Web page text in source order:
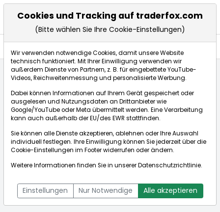
Börse:
US3719011096]
Aktienkurse
Bid:20,770€Ask:20,890€
Cookies und Tracking auf traderfox.com
(Bitte wählen Sie Ihre Cookie-Einstellungen)
Wir verwenden notwendige Cookies, damit unsere Website
technisch funktioniert. Mit Ihrer Einwilligung verwenden wir
außerdem Dienste von Partnern, z. B. für eingebettete YouTube-
Videos, Reichweitenmessung und personalisierte Werbung.
Dabei können Informationen auf Ihrem Gerät gespeichert oder
ausgelesen und Nutzungsdaten an Drittanbieter wie
Google/YouTube oder Meta übermittelt werden. Eine Verarbeitung
kann auch außerhalb der EU/des EWR stattfinden.
Sie können alle Dienste akzeptieren, ablehnen oder Ihre Auswahl
individuell festlegen. Ihre Einwilligung können Sie jederzeit über die
Cookie-Einstellungen im Footer widerrufen oder ändern.
Weitere Informationen finden Sie in unsererDatenschutzrichtlinie.
Einstellungen Nur Notwendige Alle akzeptieren